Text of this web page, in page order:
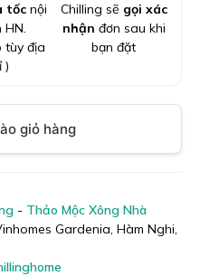
tốcnội
HN.
tùy địa
)
Chilling sẽ gọi xác
nhận đơn sau khi
bạn đặt
giỏ hàng
- Thảo Mộc Xông Nhà
Gardenia, Hàm Nghi,